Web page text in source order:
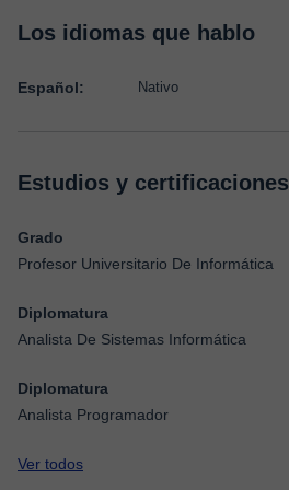
Los idiomas que hablo
Español: Nativo
Estudios y certificaciones
Grado
Profesor Universitario De Informática
Diplomatura
Analista De Sistemas Informática
Diplomatura
Analista Programador
Ver todos